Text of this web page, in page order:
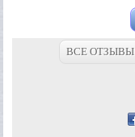
ВСЕ ОТЗЫВЫ